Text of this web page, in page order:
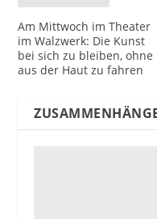
Am Mittwoch im Theater
im Walzwerk: Die Kunst
bei sich zu bleiben, ohne
aus der Haut zu fahren